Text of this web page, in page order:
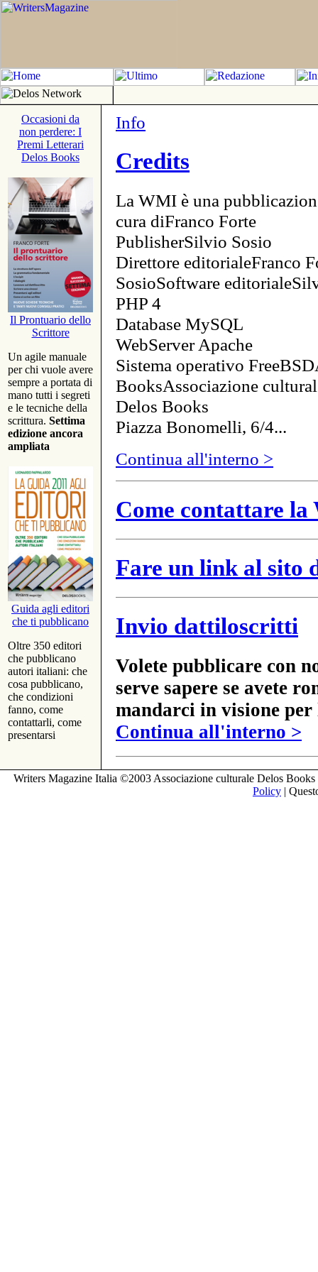
Occasioni da
non perdere: I
Premi Letterari
Delos Books
Il Prontuario dello
Scrittore
Un agile manuale
per chi vuole avere
sempre a portata di
mano tutti i segreti
e le tecniche della
scrittura. Settima
edizione ancora
ampliata
Guida agli editori
che ti pubblicano
Oltre 350 editori
che pubblicano
autori italiani: che
cosa pubblicano,
che condizioni
fanno, come
contattarli, come
presentarsi
Info
Credits
La WMI è una
cura diFranco Forte
PublisherSilvio Sosio
Direttore editorialeFranco
SosioSoftware
PHP 4
Database MySQL
WebServer Apache
Sistema operativo
BooksAssociazione
Delos Books
Piazza Bonomelli, 6/4...
Continua all'interno >
Come contattare
Fare un link al sito
Invio dattiloscritti
Volete pubblicare con
serve sapere se avete
mandarci in visione
Continua all'interno >
Writers Magazine Italia ©2003 Associazione culturale Delos
Policy |